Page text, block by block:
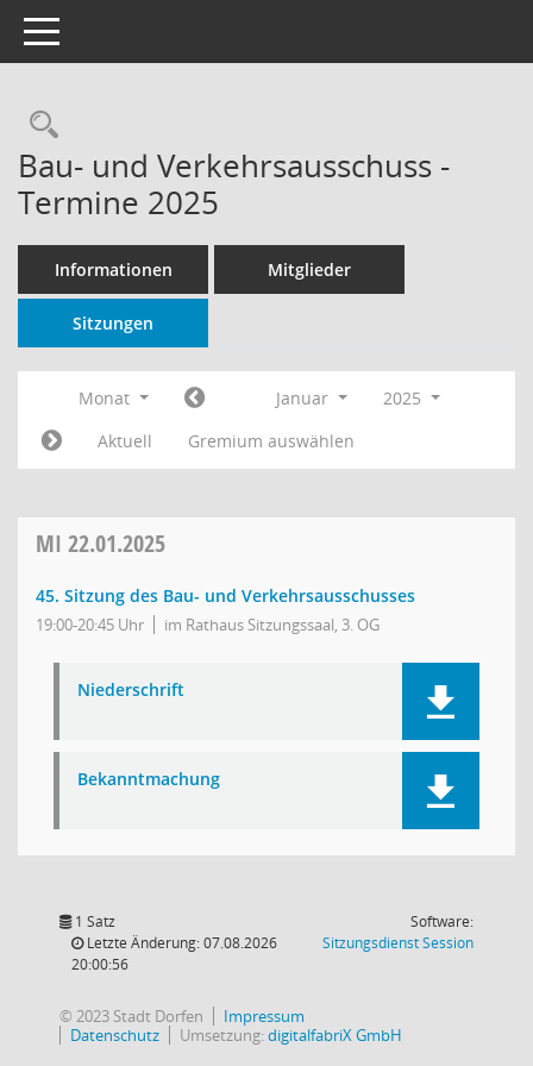
Toggle navigation
Rechercheauswahl
Bau- und Verkehrsausschuss -
Termine 2025
Informationen Mitglieder
Sitzungen
Monat Januar
2025
Aktuell
Gremium auswählen
MI 22.01.2025
45. Sitzung des Bau- und Verkehrsausschusses
19:00-20:45 Uhr im Rathaus Sitzungssaal, 3. OG
Niederschrift
Bekanntmachung
1 Satz
Letzte Änderung: 07.08.2026
20:00:56
Software:
SitzungsdienstSession(Wird in
© 2023 Stadt Dorfen
Impressum
Datenschutz
Umsetzung:digitalfabriX GmbH